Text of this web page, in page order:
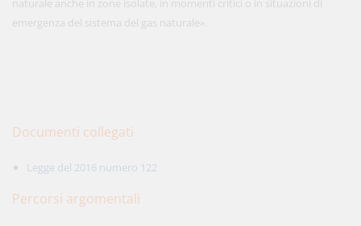
naturale anche in zone isolate, in momenti critici o in situazioni di
emergenza del sistema del gas naturale».
Documenti collegati
Legge del 2016 numero 122
Percorsi argomentali